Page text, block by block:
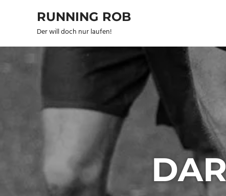
RUNNING ROB
Der will doch nur laufen!